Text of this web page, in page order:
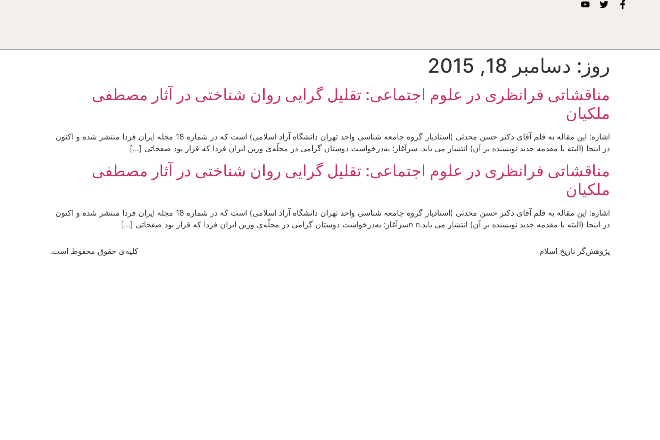
روز: دسامبر 18, 2015
مناقشاتی فرانظری در علوم اجتماعی: تقلیل گرایی روان شناختی در آثار مصطفی
ملکیان
اشاره: این مقاله به قلم آقای دکتر حسن محدثی (استادیار گروه جامعه شناسی واحد تهران دانشگاه آزاد اسلامی) است که در شماره 18 مجله ایران فردا منتشر شده و اکنون
در اینجا (البته با مقدمه جدید نویسنده بر آن) انتشار می یابد. سرآغاز: به‌درخواست دوستان گرامی در مجلّه‌ی وزین ایران فردا که قرار بود صفحاتی […]
مناقشاتی فرانظری در علوم اجتماعی: تقلیل گرایی روان شناختی در آثار مصطفی
ملکیان
اشاره: این مقاله به قلم آقای دکتر حسن محدثی (استادیار گروه جامعه شناسی واحد تهران دانشگاه آزاد اسلامی) است که در شماره 18 مجله ایران فردا منتشر شده و اکنون
در اینجا (البته با مقدمه جدید نویسنده بر آن) انتشار می یابد.n nسرآغاز: به‌درخواست دوستان گرامی در مجلّه‌ی وزین ایران فردا که قرار بود صفحاتی […]
پژوهش‌گر تاریخ اسلام کلیه‌ی حقوق محفوظ است.